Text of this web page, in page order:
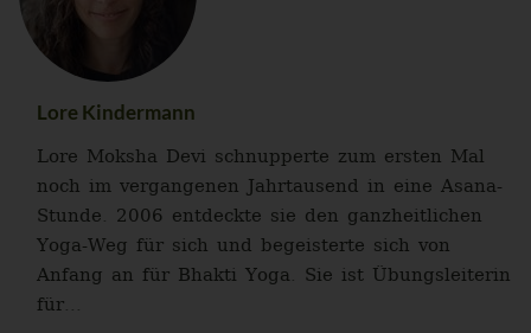
Lore Kindermann
Lore Moksha Devi schnupperte zum ersten Mal
noch im vergangenen Jahrtausend in eine Asana-
Stunde. 2006 entdeckte sie den ganzheitlichen
Yoga-Weg für sich und begeisterte sich von
Anfang an für Bhakti Yoga. Sie ist Übungsleiterin
für...